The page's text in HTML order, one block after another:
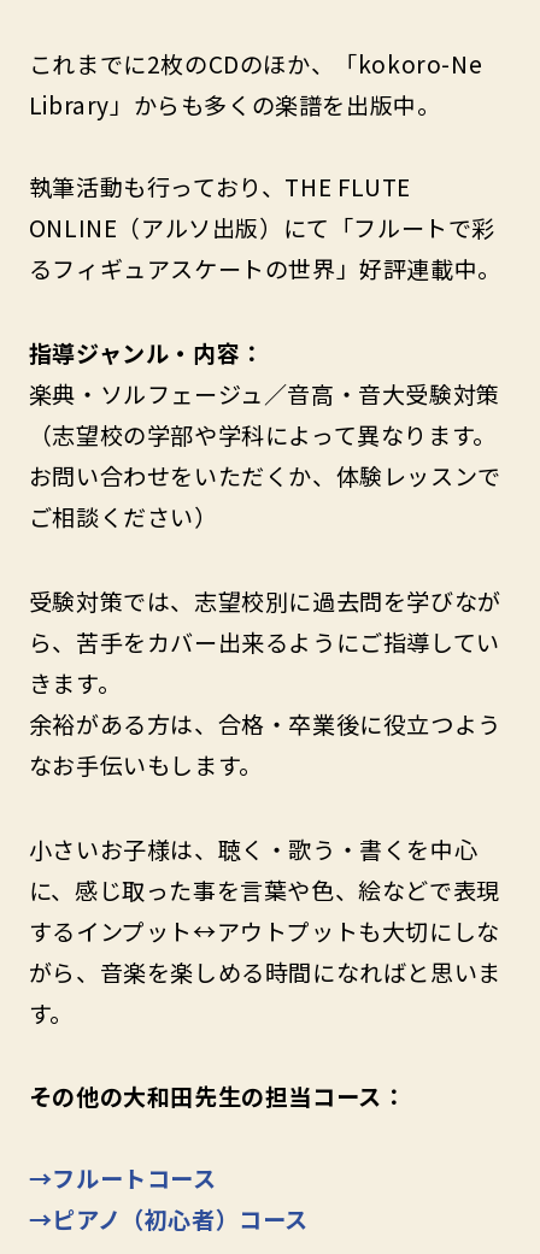
これまでに2枚のCDのほか、「kokoro-Ne
Library」からも多くの楽譜を出版中。
執筆活動も行っており、THE FLUTE
ONLINE（アルソ出版）にて「フルートで彩
るフィギュアスケートの世界」好評連載中。
指導ジャンル・内容：
楽典・ソルフェージュ／音高・音大受験対策
（志望校の学部や学科によって異なります。
お問い合わせをいただくか、体験レッスンで
ご相談ください）
受験対策では、志望校別に過去問を学びなが
ら、苦手をカバー出来るようにご指導してい
きます。
余裕がある方は、合格・卒業後に役立つよう
なお手伝いもします。
小さいお子様は、聴く・歌う・書くを中心
に、感じ取った事を言葉や色、絵などで表現
するインプット↔︎アウトプットも大切にしな
がら、音楽を楽しめる時間になればと思いま
す。
その他の大和田先生の担当コース：
→フルートコース
→ピアノ（初心者）コース